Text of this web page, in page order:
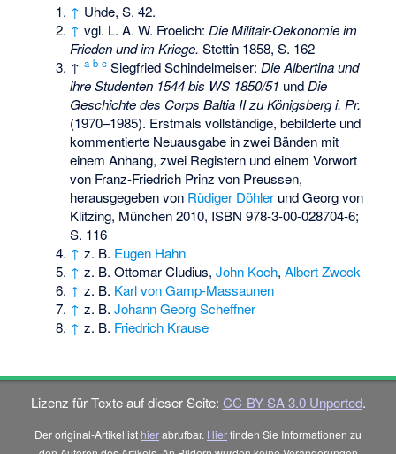
↑ Uhde, S. 42.
↑ vgl. L. A. W. Froelich:Die Militair-Oekonomie im
Frieden und im Kriege. Stettin 1858, S. 162
↑a b c Siegfried Schindelmeiser:Die Albertina und
ihre Studenten 1544 bis WS 1850/51 undDie
Geschichte des Corps Baltia II zu Königsberg i. Pr.
(1970–1985). Erstmals vollständige, bebilderte und
kommentierte Neuausgabe in zwei Bänden mit
einem Anhang, zwei Registern und einem Vorwort
von Franz-Friedrich Prinz von Preussen,
herausgegeben von Rüdiger Döhler und Georg von
Klitzing, München 2010, ISBN 978-3-00-028704-6;
S. 116
↑ z. B. Eugen Hahn
↑ z. B.Ottomar Cludius,John Koch,Albert Zweck
↑ z. B. Karl von Gamp-Massaunen
↑ z. B.Johann Georg Scheffner
↑ z. B. Friedrich Krause
Lizenz für Texte auf dieser Seite: CC-BY-SA 3.0 Unported.
Der original-Artikel ist hierabrufbar. Hierfinden Sie Informationen zu